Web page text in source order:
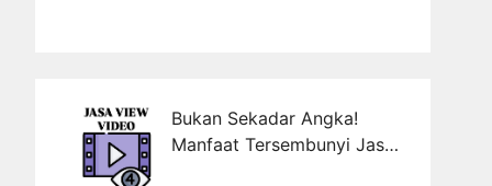
Bukan Sekadar Angka!
Manfaat Tersembunyi Jasa